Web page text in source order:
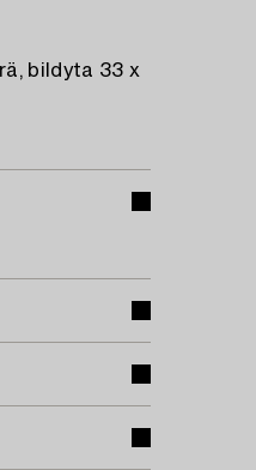
bildyta 33 x